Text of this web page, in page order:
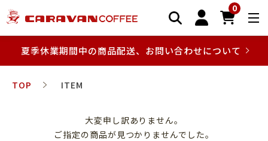
0
夏季休業期間中の商品配送、お問い合わせについて
TOP ITEM
大変申し訳ありません。
ご指定の商品が見つかりませんでした。